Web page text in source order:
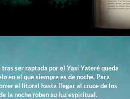
tras ser raptada por el Yasí Yateré queda
en el que siempre es de noche. Para
el litoral hasta llegar al cruce de los
la noche roben su luz espiritual.